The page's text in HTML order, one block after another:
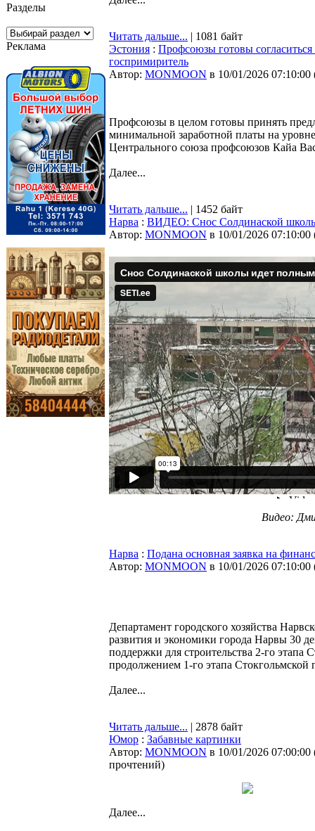
Разделы
Реклама
Читать дальше... | 1081 байт
Эстония : Профсоюзы готовы
госпримиритель
Автор: MONMOON в 10/01/2026 07:10:00
Профсоюзы в целом готовы принять
минимальной заработной платы на
Центрального союза профсоюзов Кайа
Далее...
Читать дальше... | 1452 байт
Нарва : ВИДЕО: Снос Солдинаской
Автор: MONMOON в 10/01/2026 07:10:00
Видео:
Нарва : Подана основная заявка на
Автор: MONMOON в 10/01/2026 07:10:00
Департамент городского хозяйства
развития и экономики города Нарвы 30
поддержки для строительства 2-го
продолжением 1-го этапа Стокгольмской
Далее...
Читать дальше... | 2878 байт
Юмор : Забавные картинки
Автор: MONMOON в 10/01/2026 07:00:00
прочтений)
Далее...